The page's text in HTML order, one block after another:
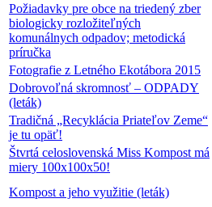
Požiadavky pre obce na triedený zber
biologicky rozložiteľných
komunálnych odpadov; metodická
príručka
Fotografie z Letného Ekotábora 2015
Dobrovoľná skromnosť – ODPADY
(leták)
Tradičná „Recyklácia Priateľov Zeme“
je tu opäť!
Štvrtá celoslovenská Miss Kompost má
miery 100x100x50!
Kompost a jeho využitie (leták)